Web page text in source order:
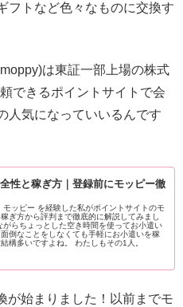
フトなど色々なものに交換す
は東証一部上場の株式
できるポイントサイトで会
人気になっていいるんです
性と稼ぎ方｜登録前にモッピー徹
モッピー を経験した私がポイントサイトのモ
ぎ方から評判まで徹底的に解説してみまし
がらちょっとした空き時間を使ってお小遣い
倒なことをしなくても手軽にお小遣いを稼
構多いですよね。 わたしもその1人。
が始まりました！以前までモ